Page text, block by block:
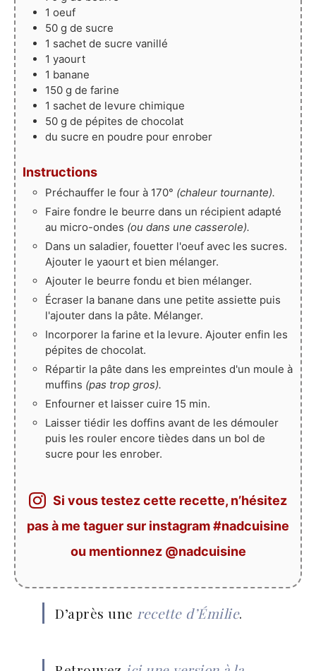
1 oeuf
50 g de sucre
1 sachet de sucre vanillé
1 yaourt
1 banane
150 g de farine
1 sachet de levure chimique
50 g de pépites de chocolat
du sucre en poudre pour enrober
Instructions
Préchauffer le four à 170° (chaleur tournante).
Faire fondre le beurre dans un récipient adapté
au micro-ondes (ou dans une casserole).
Dans un saladier, fouetter l'oeuf avec les sucres.
Ajouter le yaourt et bien mélanger.
Ajouter le beurre fondu et bien mélanger.
Écraser la banane dans une petite assiette puis
l'ajouter dans la pâte. Mélanger.
Incorporer la farine et la levure. Ajouter enfin les
pépites de chocolat.
Répartir la pâte dans les empreintes d'un moule à
muffins (pas trop gros).
Enfourner et laisser cuire 15 min.
Laisser tiédir les doffins avant de les démouler
puis les rouler encore tièdes dans un bol de
sucre pour les enrober.
Si vous testez cette recette, n’hésitez
pas à me taguer sur instagram #nadcuisine
ou mentionnez @nadcuisine
D’après une recette d’Émilie.